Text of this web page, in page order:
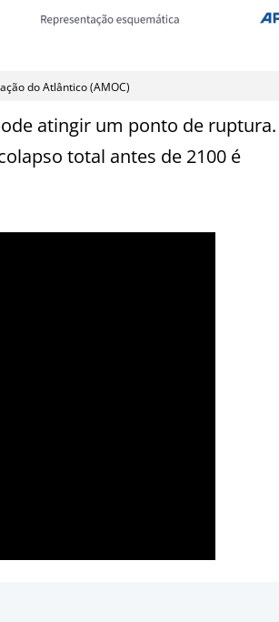
do Atlântico (AMOC)
atingir um ponto de
total antes de 2100 é